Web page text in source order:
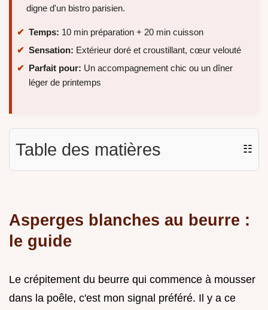
digne d'un bistro parisien.
Temps: 10 min préparation + 20 min cuisson
Sensation: Extérieur doré et croustillant, cœur velouté
Parfait pour: Un accompagnement chic ou un dîner
léger de printemps
Table des matières ☷
Asperges blanches au beurre :
le guide
Le crépitement du beurre qui commence à mousser
dans la poêle, c'est mon signal préféré. Il y a ce